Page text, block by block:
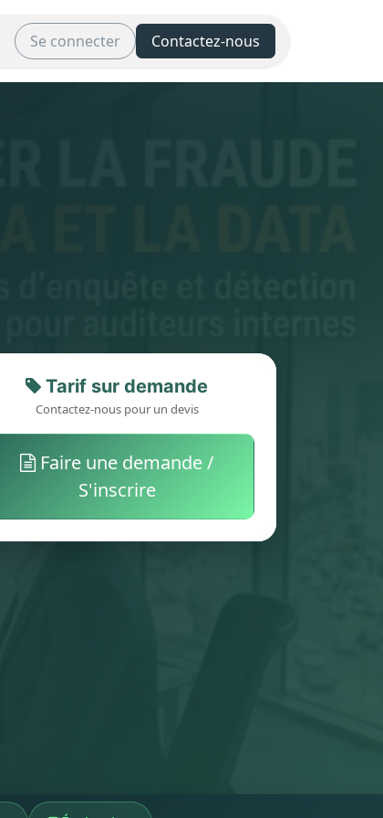
Événements Forum Modalités d’accès &
Se connecter Contactez-nous
Tarif sur demande
Contactez-nous pour un devis
Faire une demande /
S'inscrire